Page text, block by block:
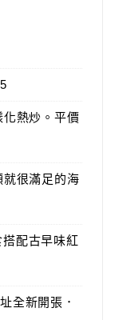
化熱炒。平價
就很滿足的海
搭配古早味紅
全新開張．